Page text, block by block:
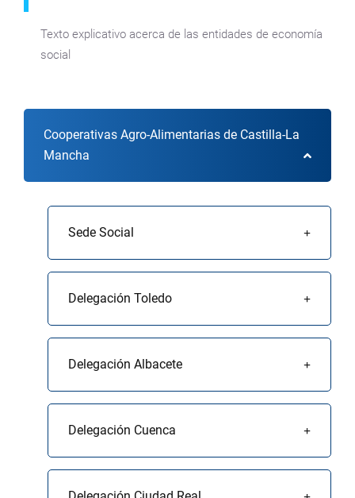
Texto explicativo acerca de las entidades de economía
social
Cooperativas Agro-Alimentarias de Castilla-La
Mancha
Sede Social
Delegación Toledo
Delegación Albacete
Delegación Cuenca